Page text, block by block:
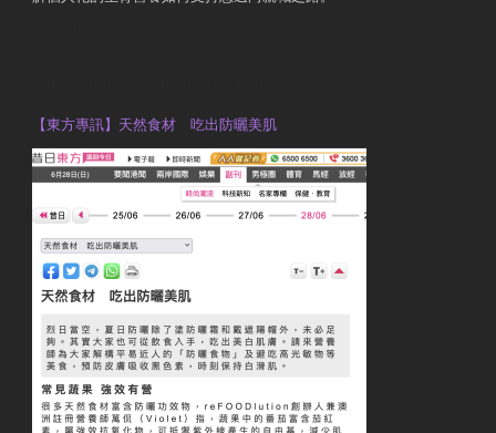
【東方專訊】天然食材 吃出防曬美肌